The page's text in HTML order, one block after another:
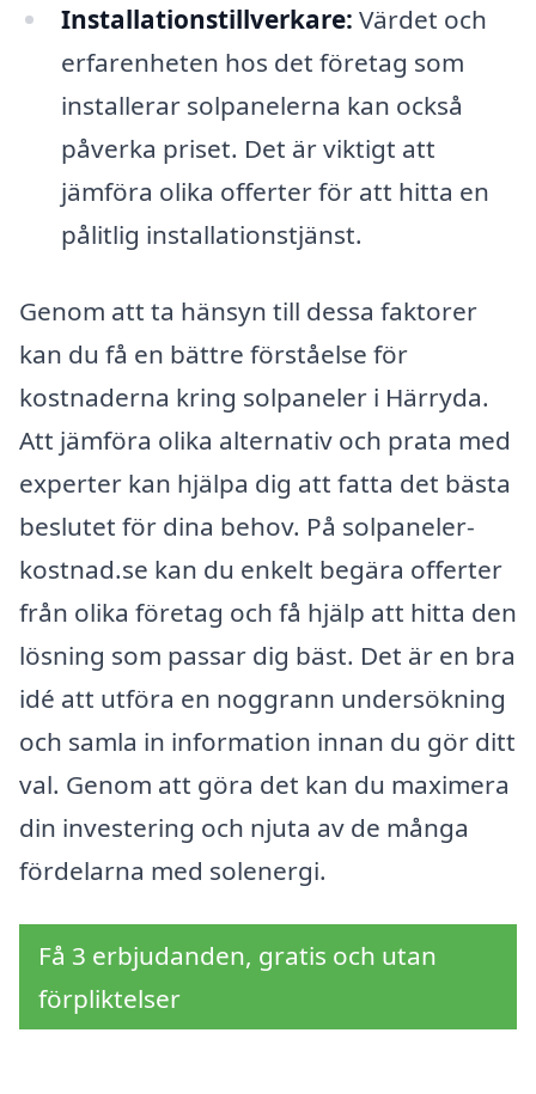
Installationstillverkare: Värdet och
erfarenheten hos det företag som
installerar solpanelerna kan också
påverka priset. Det är viktigt att
jämföra olika offerter för att hitta en
pålitlig installationstjänst.
Genom att ta hänsyn till dessa faktorer
kan du få en bättre förståelse för
kostnaderna kring solpaneler i Härryda.
Att jämföra olika alternativ och prata med
experter kan hjälpa dig att fatta det bästa
beslutet för dina behov. På solpaneler-
kostnad.se kan du enkelt begära offerter
från olika företag och få hjälp att hitta den
lösning som passar dig bäst. Det är en bra
idé att utföra en noggrann undersökning
och samla in information innan du gör ditt
val. Genom att göra det kan du maximera
din investering och njuta av de många
fördelarna med solenergi.
Få 3 erbjudanden, gratis och utan
förpliktelser